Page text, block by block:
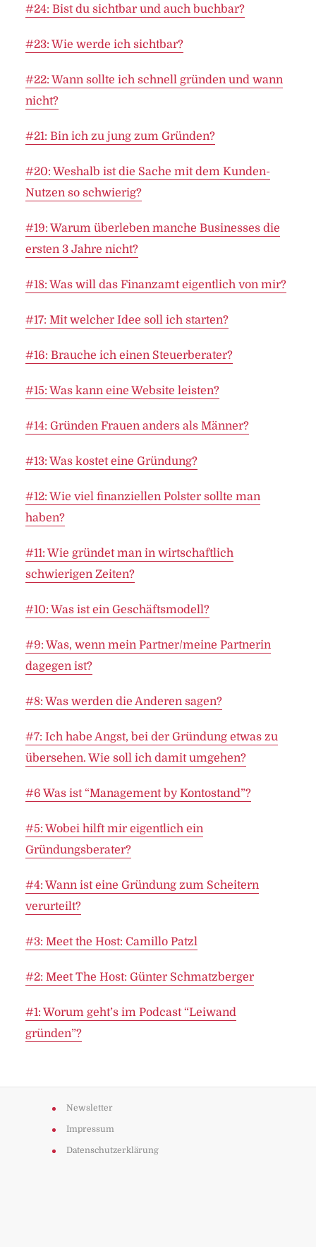
#24: Bist du sichtbar und auch buchbar?
#23: Wie werde ich sichtbar?
#22: Wann sollte ich schnell gründen und wann
nicht?
#21: Bin ich zu jung zum Gründen?
#20: Weshalb ist die Sache mit dem Kunden-
Nutzen so schwierig?
#19: Warum überleben manche Businesses die
ersten 3 Jahre nicht?
#18: Was will das Finanzamt eigentlich von mir?
#17: Mit welcher Idee soll ich starten?
#16: Brauche ich einen Steuerberater?
#15: Was kann eine Website leisten?
#14: Gründen Frauen anders als Männer?
#13: Was kostet eine Gründung?
#12: Wie viel finanziellen Polster sollte man
haben?
#11: Wie gründet man in wirtschaftlich
schwierigen Zeiten?
#10: Was ist ein Geschäftsmodell?
#9: Was, wenn mein Partner/meine Partnerin
dagegen ist?
#8: Was werden die Anderen sagen?
#7: Ich habe Angst, bei der Gründung etwas zu
übersehen. Wie soll ich damit umgehen?
#6 Was ist “Management by Kontostand”?
#5: Wobei hilft mir eigentlich ein
Gründungsberater?
#4: Wann ist eine Gründung zum Scheitern
verurteilt?
#3: Meet the Host: Camillo Patzl
#2: Meet The Host: Günter Schmatzberger
#1: Worum geht’s im Podcast “Leiwand
gründen”?
Newsletter
Impressum
Datenschutzerklärung